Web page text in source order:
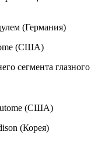
(США)
сегмента глазного
(Корея)